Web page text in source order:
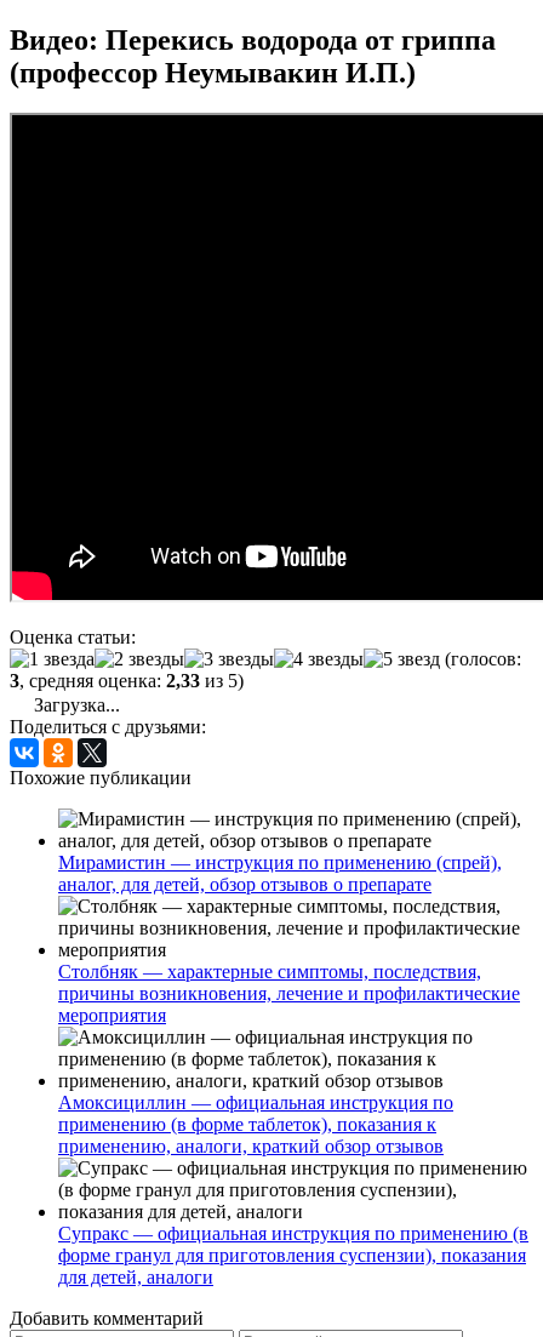
Видео: Перекись водорода от гриппа
(профессор Неумывакин И.П.)
Оценка статьи:
(голосов:
3, средняя оценка: 2,33 из 5)
Загрузка...
Поделиться с друзьями:
Похожие публикации
Мирамистин — инструкция по применению (спрей),
аналог, для детей, обзор отзывов о препарате
Столбняк — характерные симптомы, последствия,
причины возникновения, лечение и профилактические
мероприятия
Амоксициллин — официальная инструкция по
применению (в форме таблеток), показания к
применению, аналоги, краткий обзор отзывов
Супракс — официальная инструкция по применению (в
форме гранул для приготовления суспензии), показания
для детей, аналоги
Добавить комментарий